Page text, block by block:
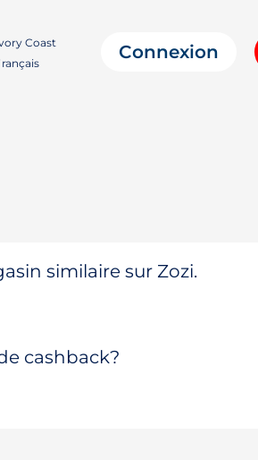
Coast
Connexion
similaire sur Zozi.
cashback?